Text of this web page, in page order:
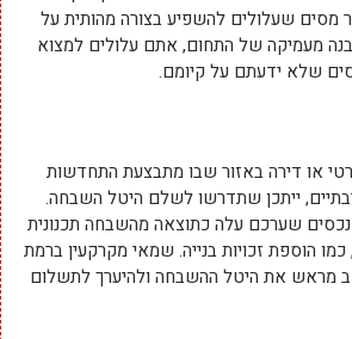
מסים שעלולים להשפיע בצורה מהותית על
מעמיקה של התחום, אתם עלולים למצוא
שלא ידעתם על קיומם.
או דירה באזור שבו מתבצעת התחדשות
ייתכן שתדרשו לשלם היטל השבחה.
שערכם עלה כתוצאה מהשבחה תכנונית
כמו הוספת זכויות בנייה. שמאי מקרקעין ברמת
מראש את היטל ההשבחה ולהיערך לתשלום